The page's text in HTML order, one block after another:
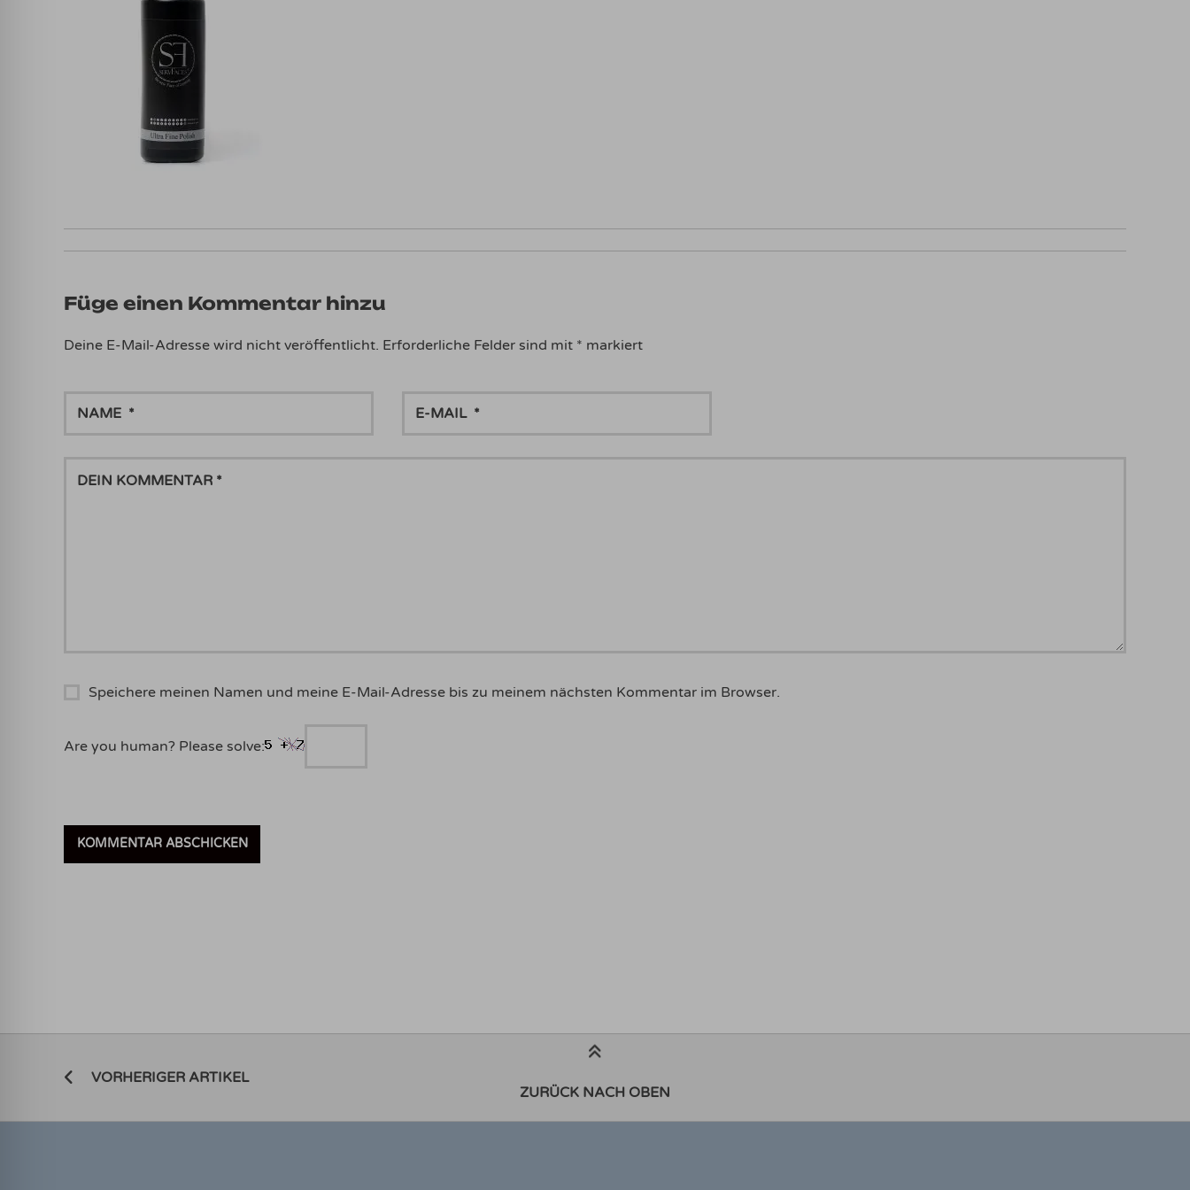
Füge einen Kommentar hinzu
Deine E-Mail-Adresse wird nicht veröffentlicht. Erforderliche Felder sind mit * markiert
MAIL
KOMMENTAR
Speichere meinen Namen und meine E-Mail-Adresse bis zu meinem nächsten Kommentar im Browser.
Are you human? Please solve:
VORHERIGER ARTIKEL
ZURÜCK NACH OBEN